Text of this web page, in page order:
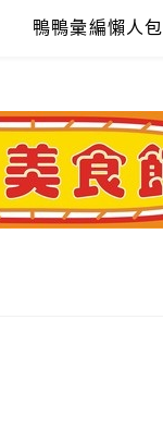
鴨鴨彙編懶人包